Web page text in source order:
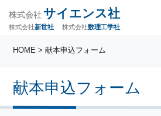
株式会社 サイエンス社
株式会社新世社 株式会社数理工学社
献本申込フォーム
HOME > 献本申込フォーム